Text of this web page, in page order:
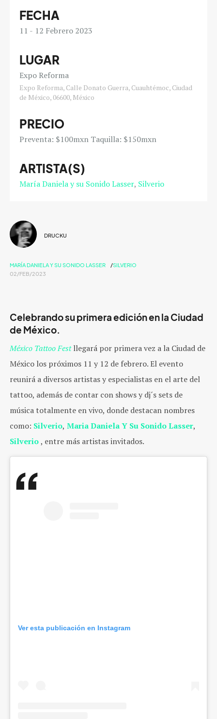
FECHA
11 12 Febrero 2023
LUGAR
Expo Reforma
Expo Reforma, Calle Donato Guerra, Cuauhtémoc, Ciudad
de México, 06600, México
PRECIO
Preventa: $100mxn Taquilla: $150mxn
ARTISTA(S)
María Daniela y su Sonido Lasser Silverio
DRUCKU
MARÍA DANIELA Y SU SONIDO LASSER
SILVERIO
02/FEB/2023
Celebrando su primera edición en la Ciudad
de México.
México Tattoo Fest llegará por primera vez a la Ciudad de
México los próximos 11 y 12 de febrero. El evento
reunirá a diversos artistas y especialistas en el arte del
tattoo, además de contar con shows y dj´s sets de
música totalmente en vivo, donde destacan nombres
como: Silverio, Maria Daniela Y Su Sonido Lasser,
Silverio, entre más artistas invitados.
Ver esta publicación en Instagram